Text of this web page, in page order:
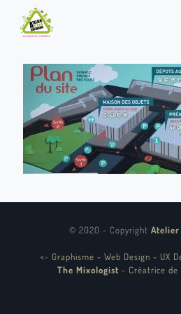
© 2020 - Copyright Atelier
<- Graphisme - Web Design - UX
The Mixologist - Créatrice de